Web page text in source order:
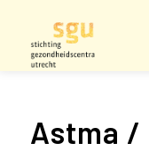
Astma /